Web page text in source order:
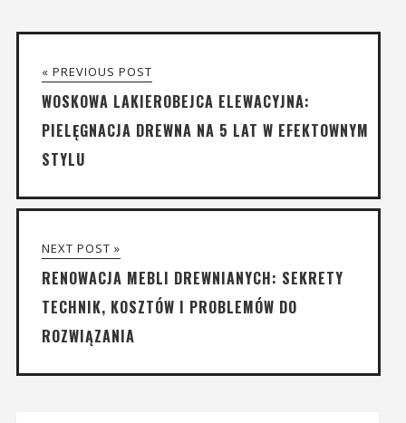
« PREVIOUS POST
WOSKOWA LAKIEROBEJCA ELEWACYJNA:
PIELĘGNACJA DREWNA NA 5 LAT W EFEKTOWNYM
STYLU
NEXT POST »
RENOWACJA MEBLI DREWNIANYCH: SEKRETY
TECHNIK, KOSZTÓW I PROBLEMÓW DO
ROZWIĄZANIA